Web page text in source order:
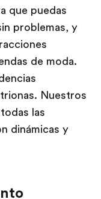
que puedas
problemas, y
de moda.
Nuestros
las
dinámicas y